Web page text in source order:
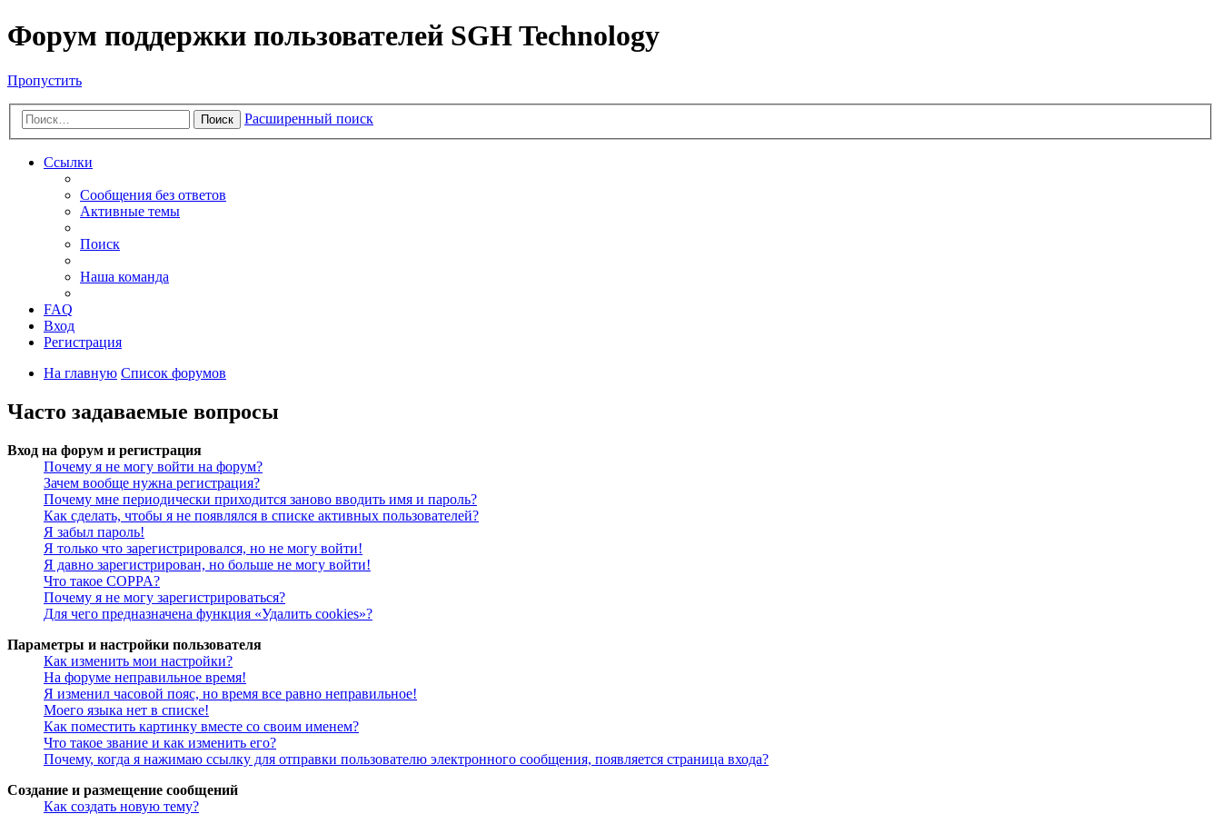
Форум поддержки пользователей SGH Technology
Пропустить
Поиск Расширенный поиск
Ссылки
Сообщения без ответов
Активные темы
Поиск
Наша команда
FAQ
Вход
Регистрация
На главную Список форумов
Часто задаваемые вопросы
Вход на форум и регистрация
Почему я не могу войти на форум?
Зачем вообще нужна регистрация?
Почему мне периодически приходится заново вводить имя и пароль?
Как сделать, чтобы я не появлялся в списке активных пользователей?
Я забыл пароль!
Я только что зарегистрировался, но не могу войти!
Я давно зарегистрирован, но больше не могу войти!
Что такое COPPA?
Почему я не могу зарегистрироваться?
Для чего предназначена функция «Удалить cookies»?
Параметры и настройки пользователя
Как изменить мои настройки?
На форуме неправильное время!
Я изменил часовой пояс, но время все равно неправильное!
Моего языка нет в списке!
Как поместить картинку вместе со своим именем?
Что такое звание и как изменить его?
Почему, когда я нажимаю ссылку для отправки пользователю электронного сообщения, появляется страница входа?
Создание и размещение сообщений
Как создать новую тему?